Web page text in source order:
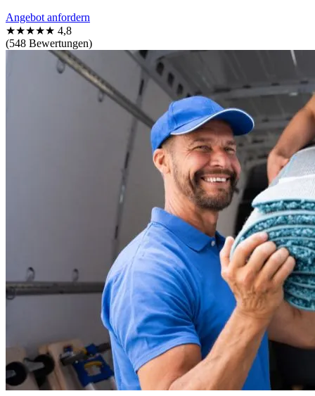
Angebot anfordern
★★★★★ 4,8
(548 Bewertungen)